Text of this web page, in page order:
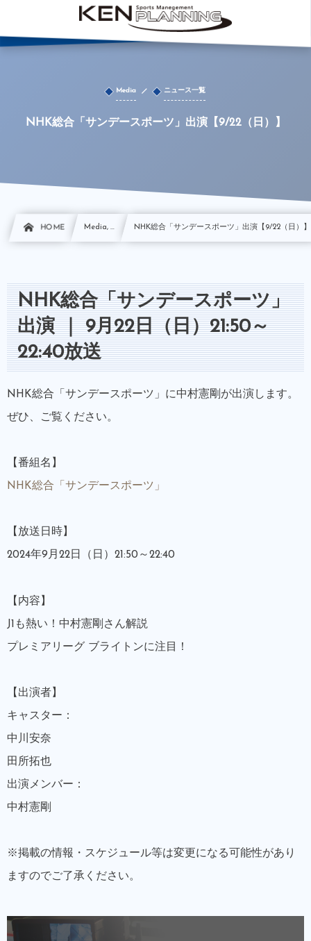
Media ニュース一覧
NHK総合「サンデースポーツ」出演【9/22（日）】
HOME Media, … NHK総合「サンデースポーツ」出演【9/22（日）】
NHK総合「サンデースポーツ」
出演 ｜ 9月22日（日）21:50～
22:40放送
NHK総合「サンデースポーツ」に中村憲剛が出演します。
ぜひ、ご覧ください。
【番組名】
NHK総合「サンデースポーツ」
【放送日時】
2024年9月22日（日）21:50～22:40
【内容】
J1も熱い！中村憲剛さん解説
プレミアリーグ ブライトンに注目！
【出演者】
キャスター：
中川安奈
田所拓也
出演メンバー：
中村憲剛
※掲載の情報・スケジュール等は変更になる可能性があり
ますのでご了承ください。